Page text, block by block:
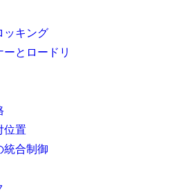
ッキング
とロードリ
位置
統合制御